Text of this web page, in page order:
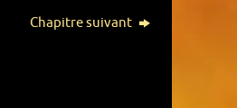
Chapitre suivant